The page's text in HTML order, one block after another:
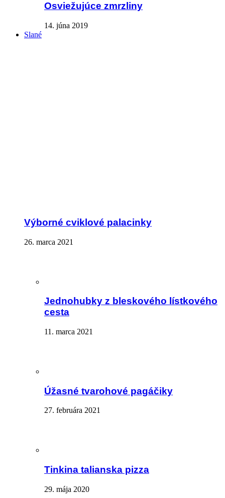
Osviežujúce zmrzliny
14. júna 2019
Slané
Výborné cviklové palacinky
26. marca 2021
Jednohubky z bleskového lístkového
cesta
11. marca 2021
Úžasné tvarohové pagáčiky
27. februára 2021
Tinkina talianska pizza
29. mája 2020